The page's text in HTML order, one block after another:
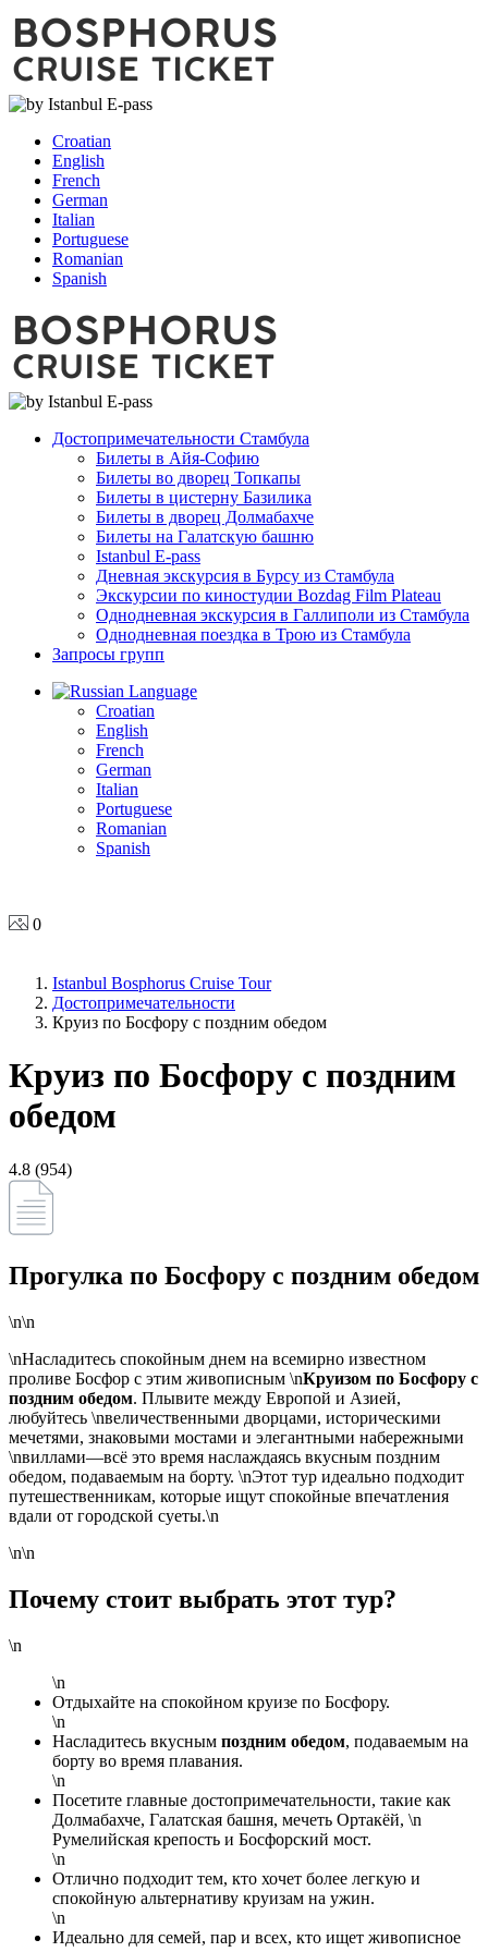
Croatian
English
French
German
Italian
Portuguese
Romanian
Spanish
Достопримечательности Стамбула
Билеты в Айя-Софию
Билеты во дворец Топкапы
Билеты в цистерну Базилика
Билеты в дворец Долмабахче
Билеты на Галатскую башню
Istanbul E-pass
Дневная экскурсия в Бурсу из Стамбула
Экскурсии по киностудии Bozdag Film Plateau
Однодневная экскурсия в Галлиполи из Стамбула
Однодневная поездка в Трою из Стамбула
Запросы групп
Language
Croatian
English
French
German
Italian
Portuguese
Romanian
Spanish
0
Istanbul Bosphorus Cruise Tour
Достопримечательности
Круиз по Босфору с поздним обедом
Круиз по Босфору с поздним
обедом
4.8 (954)
Прогулка по Босфору с поздним обедом
\n\n
\nНасладитесь спокойным днем на всемирно известном
проливе Босфор с этим живописным \nКруизом по Босфору с
поздним обедом. Плывите между Европой и Азией,
любуйтесь \nвеличественными дворцами, историческими
мечетями, знаковыми мостами и элегантными набережными
\nвиллами—всё это время наслаждаясь вкусным поздним
обедом, подаваемым на борту. \nЭтот тур идеально подходит
путешественникам, которые ищут спокойные впечатления
вдали от городской суеты.\n
\n\n
Почему стоит выбрать этот тур?
\n
\n
Отдыхайте на спокойном круизе по Босфору.
\n
Насладитесь вкусным поздним обедом, подаваемым на
борту во время плавания.
\n
Посетите главные достопримечательности, такие как
Долмабахче, Галатская башня, мечеть Ортакёй, \n
Румелийская крепость и Босфорский мост.
\n
Отлично подходит тем, кто хочет более легкую и
спокойную альтернативу круизам на ужин.
\n
Идеально для семей, пар и всех, кто ищет живописное